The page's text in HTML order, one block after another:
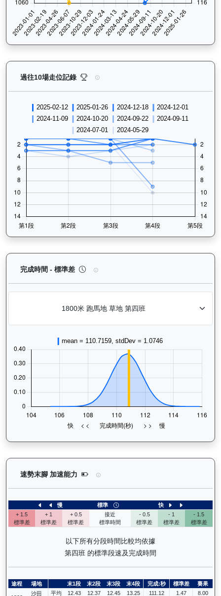
過往10場走位記錄 天時明駒（H016）— 過往走位記錄
完成時間 - 標準差 天時明駒（H016）— 完成時間標準差
速勢末腳 加速能力 天時明駒（H016）— 速勢末腳加速能
慢 標準
快
+ 1.5
標準差
+ 1
標準差
+ 0.5
標準差
接近
標準時間
- 0.5
標準差
- 1
標準差
- 1.5
標準差
以下所有分段時間比較均依據
第四班 的標準段速及完成時間
途程 場地 末1段 末2段 末3段 末4段 完成:秒 標準差 賽果
沙田 平均 12.43 12.37 12.45 13.25 111.12 1.47 8.00